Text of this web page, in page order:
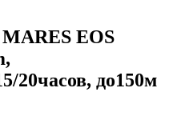
EOS
20часов, до150м